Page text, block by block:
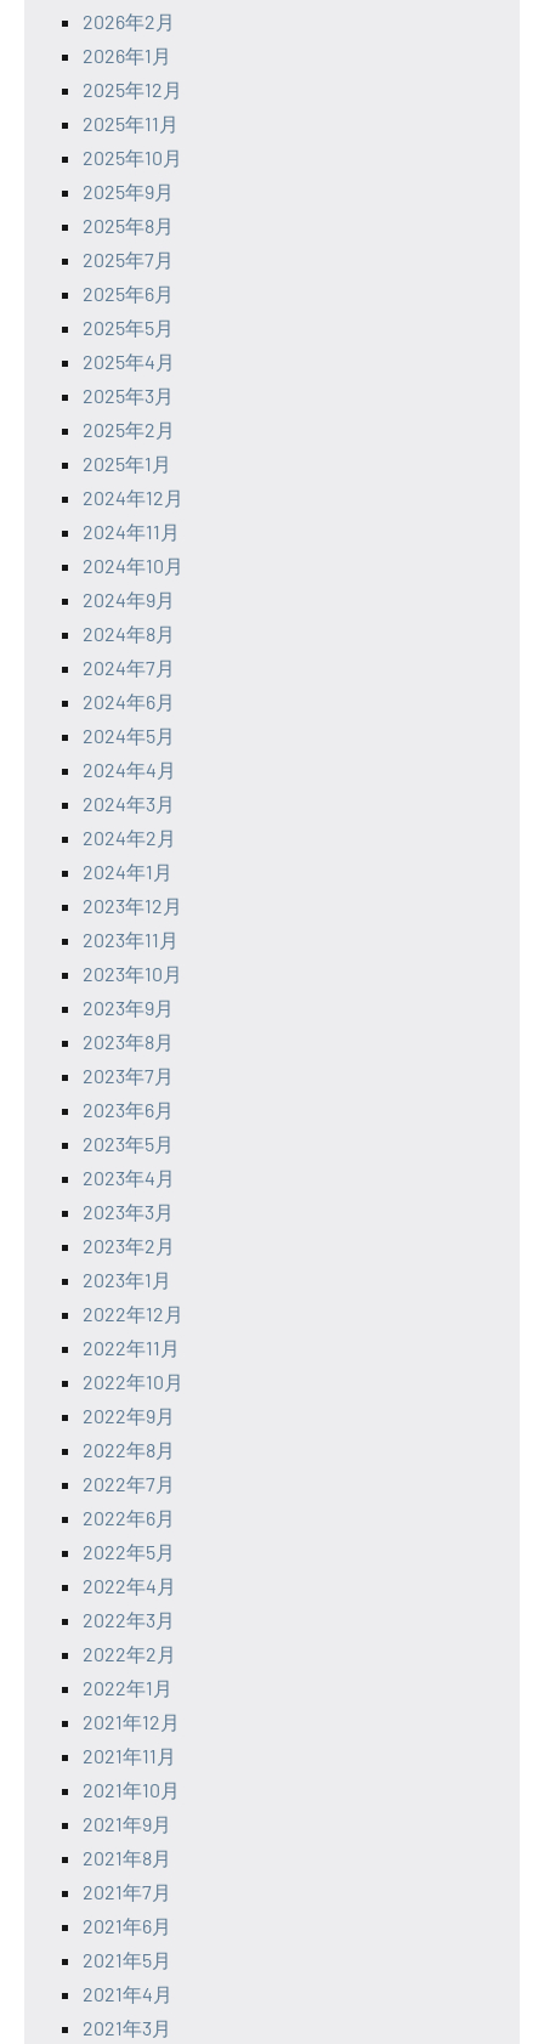
2026年2月
2026年1月
2025年12月
2025年11月
2025年10月
2025年9月
2025年8月
2025年7月
2025年6月
2025年5月
2025年4月
2025年3月
2025年2月
2025年1月
2024年12月
2024年11月
2024年10月
2024年9月
2024年8月
2024年7月
2024年6月
2024年5月
2024年4月
2024年3月
2024年2月
2024年1月
2023年12月
2023年11月
2023年10月
2023年9月
2023年8月
2023年7月
2023年6月
2023年5月
2023年4月
2023年3月
2023年2月
2023年1月
2022年12月
2022年11月
2022年10月
2022年9月
2022年8月
2022年7月
2022年6月
2022年5月
2022年4月
2022年3月
2022年2月
2022年1月
2021年12月
2021年11月
2021年10月
2021年9月
2021年8月
2021年7月
2021年6月
2021年5月
2021年4月
2021年3月